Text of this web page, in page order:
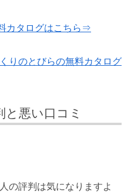
カタログはこちら⇒
りのとびらの無料カタログ
と悪い口コミ
の評判は気になりますよ